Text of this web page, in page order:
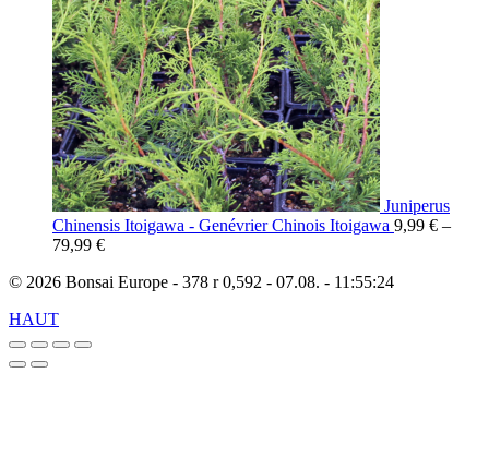
Juniperus
Chinensis Itoigawa - Genévrier Chinois Itoigawa 9,99 € –
79,99 €
© 2026 Bonsai Europe - 378 r 0,592 - 07.08. - 11:55:24
HAUT